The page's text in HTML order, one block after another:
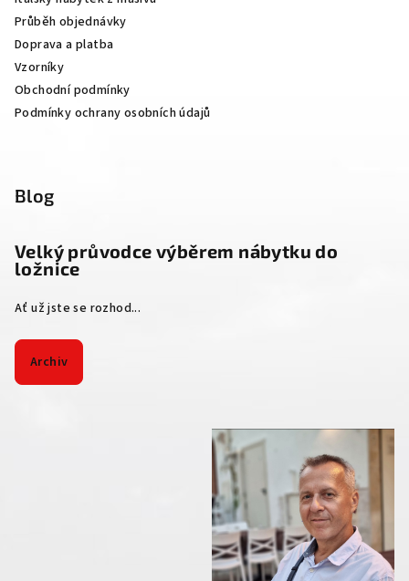
Průběh objednávky
Doprava a platba
Vzorníky
Obchodní podmínky
Podmínky ochrany osobních údajů
Blog
Velký průvodce výběrem nábytku do
ložnice
Ať už jste se rozhod...
Archiv